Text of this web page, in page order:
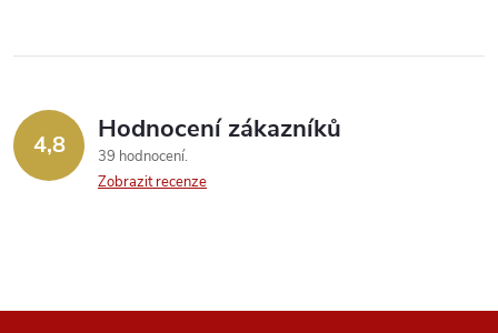
ý
p
u
4,8 Hodnocení zákazníků
39 hodnocení
Zobrazit recenze